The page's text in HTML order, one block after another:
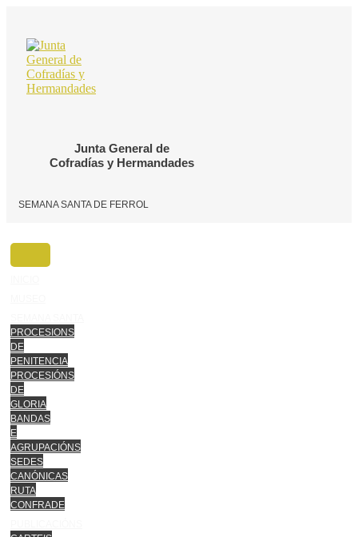
contido
Junta General de
Cofradías y Hermandades
SEMANA SANTA DE FERROL
PROCESIONS
DE
PENITENCIA
PROCESIÓNS
DE
GLORIA
BANDAS
E
AGRUPACIÓNS
SEDES
CANÓNICAS
RUTA
CONFRADE